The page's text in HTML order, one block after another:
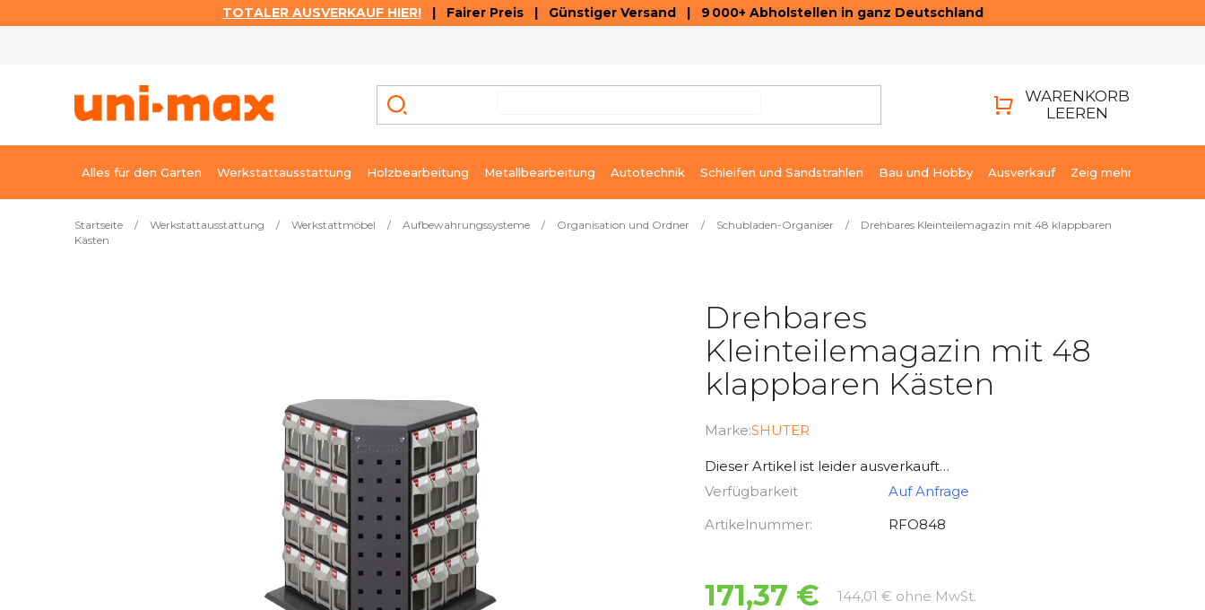
TOTALER AUSVERKAUF HIER!| Fairer Preis | Günstiger Versand | 9 000+ Abholstellen in ganz Deutschland
WARENKORB
LEEREN
Alles für den Garten Werkstattausstattung Holzbearbeitung Metallbearbeitung Autotechnik Schleifen und Sandstrahlen Bau und Hobby Ausverkauf Zeig mehr
Startseite / Werkstattausstattung / Werkstattmöbel / Aufbewahrungssysteme / Organisation und Ordner / Schubladen-Organiser /
Drehbares Kleinteilemagazin mit 48 klappbaren
Kästen
Drehbares
Kleinteilemagazin mit 48
klappbaren Kästen
Marke:SHUTER
Dieser Artikel ist leider ausverkauft…
Verfügbarkeit
Auf Anfrage
Artikelnummer:
RFO848
171,37 € 144,01 € ohne MwSt.